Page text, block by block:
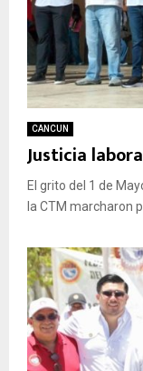
CANCUN
Justicia
El grito del 1 de
la CTM marcharon